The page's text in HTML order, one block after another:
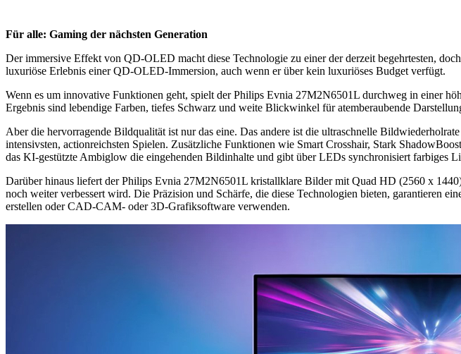
Für alle: Gaming der nächsten Generation
Der immersive Effekt von QD-OLED macht diese Technologie zu einer der derzeit begehrtesten,
luxuriöse Erlebnis einer QD-OLED-Immersion, auch wenn er über kein luxuriöses Budget verfügt.
Wenn es um innovative Funktionen geht, spielt der Philips Evnia 27M2N6501L durchweg in einer
Ergebnis sind lebendige Farben, tiefes Schwarz und weite Blickwinkel für atemberaubende
Aber die hervorragende Bildqualität ist nur das eine. Das andere ist die ultraschnelle
intensivsten, actionreichsten Spielen. Zusätzliche Funktionen wie Smart Crosshair, Stark
das KI-gestützte Ambiglow die eingehenden Bildinhalte und gibt über LEDs synchronisiert farbiges
Darüber hinaus liefert der Philips Evnia 27M2N6501L kristallklare Bilder mit Quad HD (2560 x
noch weiter verbessert wird. Die Präzision und Schärfe, die diese Technologien bieten, garantieren
erstellen oder CAD-CAM- oder 3D-Grafiksoftware verwenden.